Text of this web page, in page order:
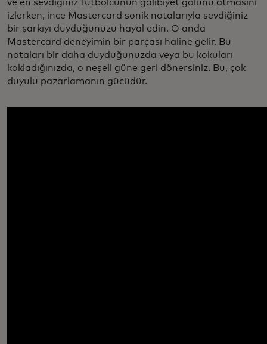
ve en sevdiğiniz futbolcunun galibiyet golünü atmasını
izlerken, ince Mastercard sonik notalarıyla sevdiğiniz
bir şarkıyı duyduğunuzu hayal edin. O anda
Mastercard deneyimin bir parçası haline gelir. Bu
notaları bir daha duyduğunuzda veya bu kokuları
kokladığınızda, o neşeli güne geri dönersiniz. Bu, çok
duyulu pazarlamanın gücüdür.